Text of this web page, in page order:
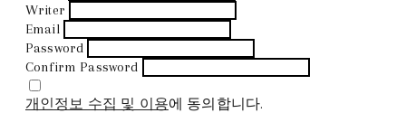
Writer
Email
Password
Confirm Password
개인정보 수집 및 이용에 동의합니다.